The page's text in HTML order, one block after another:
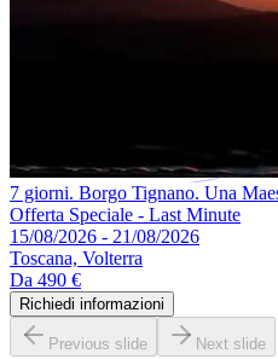
7 giorni. Borgo Tignano. Una
Offerta Speciale - Last Minute
15/08/2026 - 21/08/2026
Toscana, Volterra
Da 490 €
Richiedi informazioni
Previous slide Next slide